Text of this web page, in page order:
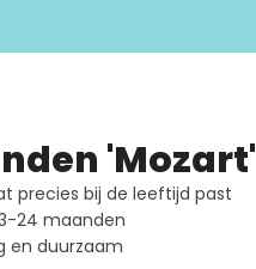
'Mozart'
precies bij de leeftijd past
24 maanden
en duurzaam